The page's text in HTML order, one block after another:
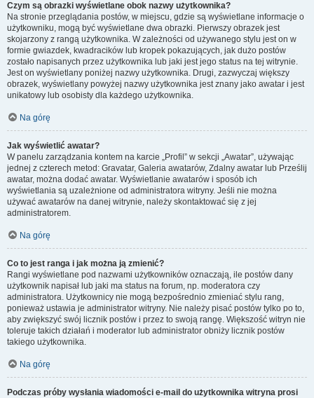
Czym są obrazki wyświetlane obok nazwy użytkownika?
Na stronie przeglądania postów, w miejscu, gdzie są wyświetlane informacje o
użytkowniku, mogą być wyświetlane dwa obrazki. Pierwszy obrazek jest
skojarzony z rangą użytkownika. W zależności od używanego stylu jest on w
formie gwiazdek, kwadracików lub kropek pokazujących, jak dużo postów
zostało napisanych przez użytkownika lub jaki jest jego status na tej witrynie.
Jest on wyświetlany poniżej nazwy użytkownika. Drugi, zazwyczaj większy
obrazek, wyświetlany powyżej nazwy użytkownika jest znany jako awatar i jest
unikatowy lub osobisty dla każdego użytkownika.
Na górę
Jak wyświetlić awatar?
W panelu zarządzania kontem na karcie „Profil” w sekcji „Awatar”, używając
jednej z czterech metod: Gravatar, Galeria awatarów, Zdalny awatar lub Prześlij
awatar, można dodać awatar. Wyświetlanie awatarów i sposób ich
wyświetlania są uzależnione od administratora witryny. Jeśli nie można
używać awatarów na danej witrynie, należy skontaktować się z jej
administratorem.
Na górę
Co to jest ranga i jak można ją zmienić?
Rangi wyświetlane pod nazwami użytkowników oznaczają, ile postów dany
użytkownik napisał lub jaki ma status na forum, np. moderatora czy
administratora. Użytkownicy nie mogą bezpośrednio zmieniać stylu rang,
ponieważ ustawia je administrator witryny. Nie należy pisać postów tylko po to,
aby zwiększyć swój licznik postów i przez to swoją rangę. Większość witryn nie
toleruje takich działań i moderator lub administrator obniży licznik postów
takiego użytkownika.
Na górę
Podczas próby wysłania wiadomości e-mail do użytkownika witryna prosi